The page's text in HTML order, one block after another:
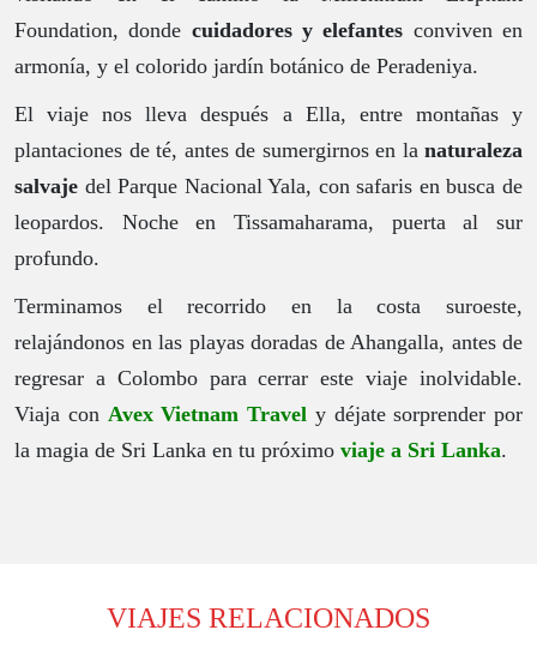
Foundation, donde cuidadores y elefantes conviven en
armonía, y el colorido jardín botánico de Peradeniya.
El viaje nos lleva después a Ella, entre montañas y
plantaciones de té, antes de sumergirnos en lanaturaleza
salvaje del Parque Nacional Yala, con safaris en busca de
leopardos. Noche en Tissamaharama, puerta al sur
profundo.
Terminamos el recorrido en la costa suroeste,
relajándonos en las playas doradas de Ahangalla, antes de
regresar a Colombo para cerrar este viaje inolvidable.
Viaja con Avex Vietnam Travel y déjate sorprender por
la magia de Sri Lanka en tu próximo viaje a Sri Lanka.
VIAJES RELACIONADOS